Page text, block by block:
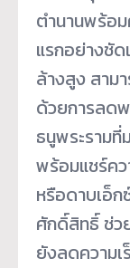
ตำนานพร้อ
แรกอย่างชัด
ล้างสูง สาม
ด้วยการลด
ธนูพระรามที่
พร้อมแชร์ค
หรือดาบเอ็
ศักดิ์สิทธิ์ ช่ว
ยังลดความ